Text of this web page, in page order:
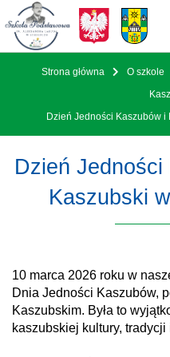
STRONA GŁÓWNA
AKTUALNOŚCI
STREFA UCZNIA
STREFA RODZICA
KONTAKT
Strona główna O szkole
Dzień Jedności Kaszubów
Dzień
Kaszubski
10 marca 2026 roku w
Dnia Jedności Kaszubów,
Kaszubskim. Była to
kaszubskiej kultury, tradycji